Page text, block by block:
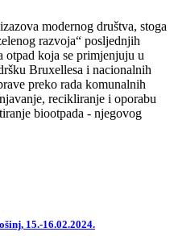
modernog društva, stoga
razvoja“ posljednjih
otpad koja se primjenjuju u
Bruxellesa i nacionalnih
preko rada komunalnih
recikliranje i oporabu
biootpada - njegovog
15.-16.02.2024.